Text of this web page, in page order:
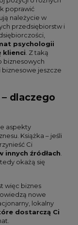
poprawić
należycie w
przedsiębiorstw i
psychologii
klienci. Z taką
biznesowych
jeszcze
dlaczego
aspekty
Książka – jeśli
Ci
źródłach
okażą się
więc biznes
nowe
lokalny
dostarczą Ci